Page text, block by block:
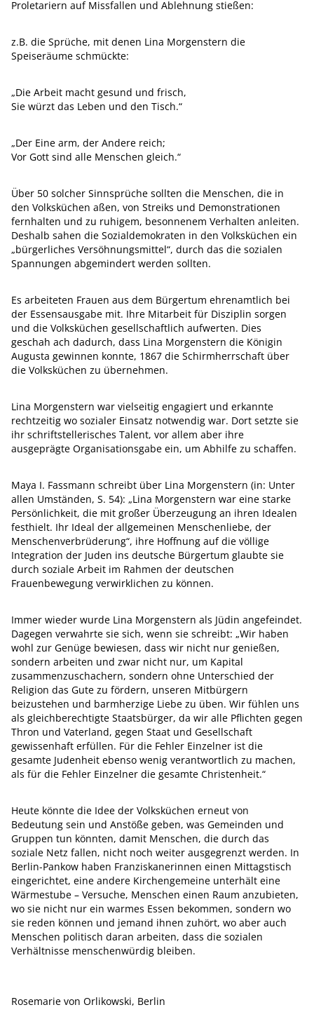
Proletariern auf Missfallen und Ablehnung stießen:
z.B. die Sprüche, mit denen Lina Morgenstern die
Speiseräume schmückte:
„Die Arbeit macht gesund und frisch,
Sie würzt das Leben und den Tisch.“
„Der Eine arm, der Andere reich;
Vor Gott sind alle Menschen gleich.“
Über 50 solcher Sinnsprüche sollten die Menschen, die in
den Volksküchen aßen, von Streiks und Demonstrationen
fernhalten und zu ruhigem, besonnenem Verhalten anleiten.
Deshalb sahen die Sozialdemokraten in den Volksküchen ein
„bürgerliches Versöhnungsmittel“, durch das die sozialen
Spannungen abgemindert werden sollten.
Es arbeiteten Frauen aus dem Bürgertum ehrenamtlich bei
der Essensausgabe mit. Ihre Mitarbeit für Disziplin sorgen
und die Volksküchen gesellschaftlich aufwerten. Dies
geschah ach dadurch, dass Lina Morgenstern die Königin
Augusta gewinnen konnte, 1867 die Schirmherrschaft über
die Volksküchen zu übernehmen.
Lina Morgenstern war vielseitig engagiert und erkannte
rechtzeitig wo sozialer Einsatz notwendig war. Dort setzte sie
ihr schriftstellerisches Talent, vor allem aber ihre
ausgeprägte Organisationsgabe ein, um Abhilfe zu schaffen.
Maya I. Fassmann schreibt über Lina Morgenstern (in: Unter
allen Umständen, S. 54): „Lina Morgenstern war eine starke
Persönlichkeit, die mit großer Überzeugung an ihren Idealen
festhielt. Ihr Ideal der allgemeinen Menschenliebe, der
Menschenverbrüderung“, ihre Hoffnung auf die völlige
Integration der Juden ins deutsche Bürgertum glaubte sie
durch soziale Arbeit im Rahmen der deutschen
Frauenbewegung verwirklichen zu können.
Immer wieder wurde Lina Morgenstern als Jüdin angefeindet.
Dagegen verwahrte sie sich, wenn sie schreibt: „Wir haben
wohl zur Genüge bewiesen, dass wir nicht nur genießen,
sondern arbeiten und zwar nicht nur, um Kapital
zusammenzuschachern, sondern ohne Unterschied der
Religion das Gute zu fördern, unseren Mitbürgern
beizustehen und barmherzige Liebe zu üben. Wir fühlen uns
als gleichberechtigte Staatsbürger, da wir alle Pflichten gegen
Thron und Vaterland, gegen Staat und Gesellschaft
gewissenhaft erfüllen. Für die Fehler Einzelner ist die
gesamte Judenheit ebenso wenig verantwortlich zu machen,
als für die Fehler Einzelner die gesamte Christenheit.“
Heute könnte die Idee der Volksküchen erneut von
Bedeutung sein und Anstöße geben, was Gemeinden und
Gruppen tun könnten, damit Menschen, die durch das
soziale Netz fallen, nicht noch weiter ausgegrenzt werden. In
Berlin-Pankow haben Franziskanerinnen einen Mittagstisch
eingerichtet, eine andere Kirchengemeine unterhält eine
Wärmestube – Versuche, Menschen einen Raum anzubieten,
wo sie nicht nur ein warmes Essen bekommen, sondern wo
sie reden können und jemand ihnen zuhört, wo aber auch
Menschen politisch daran arbeiten, dass die sozialen
Verhältnisse menschenwürdig bleiben.
Rosemarie von Orlikowski, Berlin